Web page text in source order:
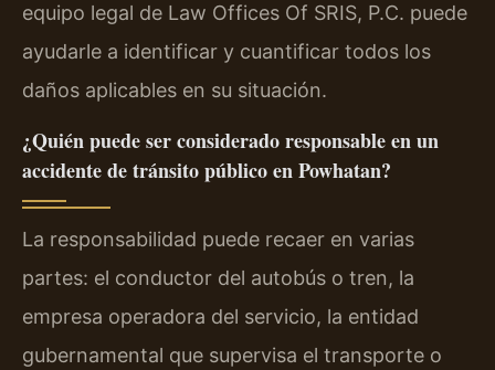
equipo legal de Law Offices Of SRIS, P.C. puede
ayudarle a identificar y cuantificar todos los
daños aplicables en su situación.
¿Quién puede ser considerado responsable en un
accidente de tránsito público en Powhatan?
La responsabilidad puede recaer en varias
partes: el conductor del autobús o tren, la
empresa operadora del servicio, la entidad
gubernamental que supervisa el transporte o